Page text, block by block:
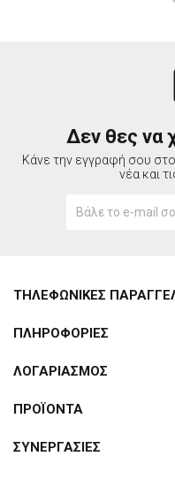
Δεν θες να
Κάνε την εγγραφή σου
νέα και
ΤΗΛΕΦΩΝΙΚΕΣ
ΠΛΗΡΟΦΟΡΙΕΣ
ΛΟΓΑΡΙΑΣΜΟΣ
ΠΡΟΪΟΝΤΑ
ΣΥΝΕΡΓΑΣΙΕΣ